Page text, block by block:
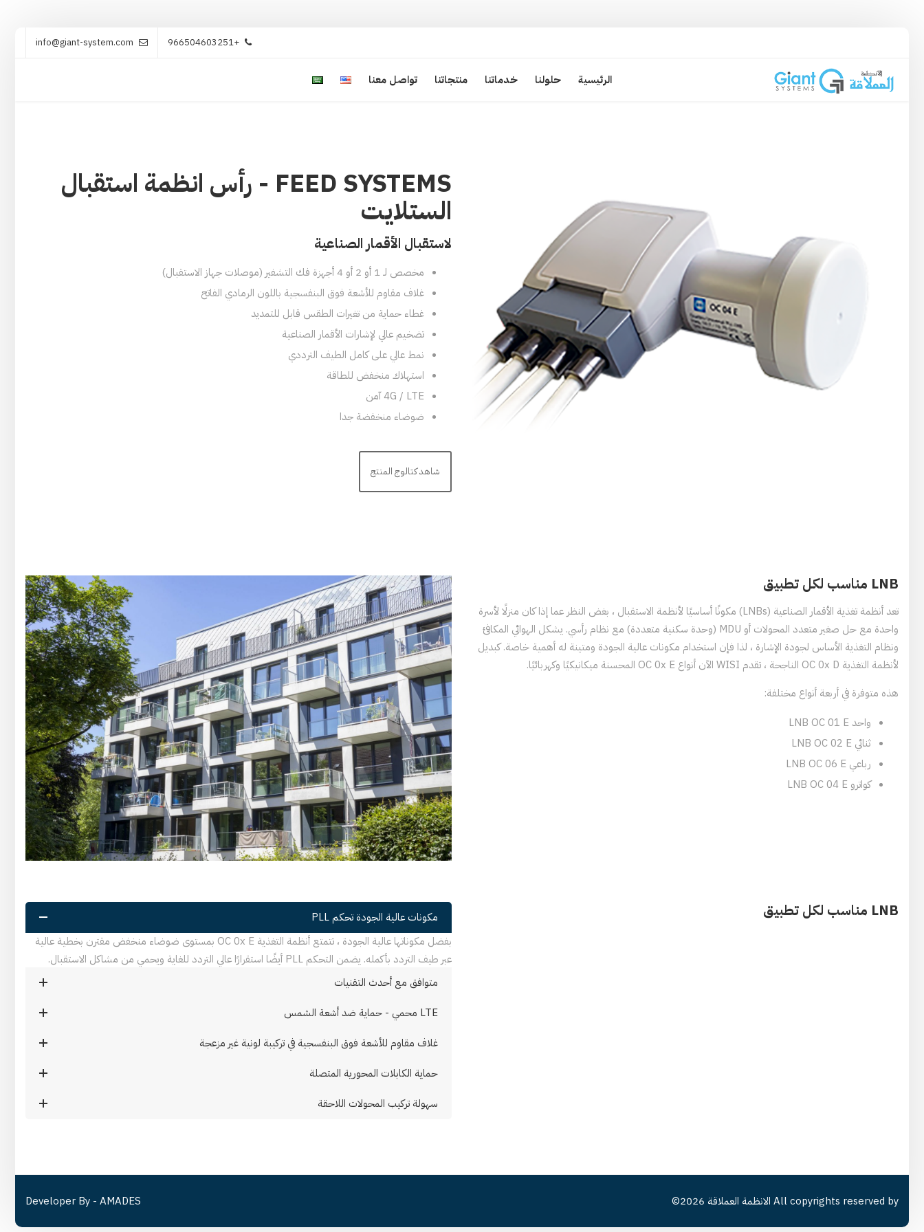
+966504603251
info@giant-system.com
الرئيسية حلولنا خدماتنا منتجاتنا تواصل معنا الرئيسية
FEED SYSTEMS - رأس انظمة استقبال
الستلايت
لاستقبال الأقمار الصناعية
مخصص لـ 1 أو 2 أو 4 أجهزة فك التشفير (موصلات جهاز الاستقبال)
غلاف مقاوم للأشعة فوق البنفسجية باللون الرمادي الفاتح
غطاء حماية من تغيرات الطقس قابل للتمديد
تضخيم عالي لإشارات الأقمار الصناعية
نمط عالي على كامل الطيف الترددي
استهلاك منخفض للطاقة
4G / LTE آمن
ضوضاء منخفضة جدا
شاهد كتالوج المنتج
LNB مناسب لكل تطبيق
تعد أنظمة تغذية الأقمار الصناعية (LNBs) مكونًا أساسيًا لأنظمة الاستقبال ، بغض النظر عما إذا كان منزلًا لأسرة
واحدة مع حل صغير متعدد المحولات أو MDU (وحدة سكنية متعددة) مع نظام رأسي. يشكل الهوائي المكافئ
ونظام التغذية الأساس لجودة الإشارة ، لذا فإن استخدام مكونات عالية الجودة ومتينة له أهمية خاصة. كبديل
لأنظمة التغذية OC 0x D الناجحة ، تقدم WISI الآن أنواع OC 0x E المحسنة ميكانيكيًا وكهربائيًا.
هذه متوفرة في أربعة أنواع مختلفة:
واحد LNB OC 01 E
ثنائي LNB OC 02 E
رباعي LNB OC 06 E
كواترو LNB OC 04 E
مكونات عالية الجودة تحكم PLL
بفضل مكوناتها عالية الجودة ، تتمتع أنظمة التغذية OC 0x E بمستوى ضوضاء منخفض مقترن بخطية عالية
عبر طيف التردد بأكمله. يضمن التحكم PLL أيضًا استقرارًا عالي التردد للغاية ويحمي من مشاكل الاستقبال.
متوافق مع أحدث التقنيات
LTE محمي - حماية ضد أشعة الشمس
غلاف مقاوم للأشعة فوق البنفسجية في تركيبة لونية غير مزعجة
حماية الكابلات المحورية المتصلة
سهولة تركيب المحولات اللاحقة
LNB مناسب لكل تطبيق
All copyrights reserved by الانظمة العملاقة Developer By - AMADES